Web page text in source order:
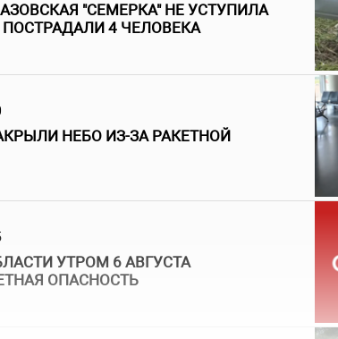
"СЕМЕРКА" НЕ УСТУПИЛА
ПОСТРАДАЛИ 4 ЧЕЛОВЕКА
НЕБО ИЗ-ЗА РАКЕТНОЙ
УТРОМ 6 АВГУСТА
ОПАСНОСТЬ